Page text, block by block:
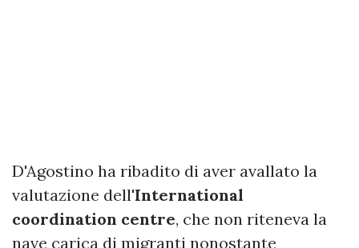
D'Agostino ha ribadito di aver avallato la
valutazione dell'International
coordination centre, che non riteneva la
nave carica di migranti nonostante